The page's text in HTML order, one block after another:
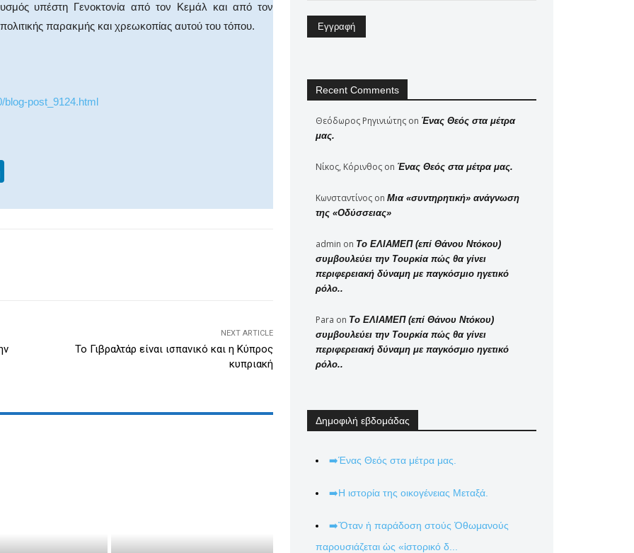
υπέστη Γενοκτονία από τον Κεμάλ και από τον
παρακμής και χρεωκοπίας αυτού του τόπου.
blog-post_9124.html
k
Viber
NEXT ARTICLE
Το Γιβραλτάρ είναι ισπανικό και η Κύπρος
κυπριακή
Recent Comments
Θεόδωρος Ρηγινιώτης on Ένας Θεός στα μέτρα
μας.
Νίκος, Κόρινθος on Ένας Θεός στα μέτρα μας.
Κωνσταντίνος on Μια «συντηρητική» ανάγνωση
της «Οδύσσειας»
admin on Το ΕΛΙΑΜΕΠ (επί Θάνου Ντόκου)
συμβουλεύει την Τουρκία πώς θα γίνει
περιφερειακή δύναμη με παγκόσμιο ηγετικό
ρόλο..
Para on Το ΕΛΙΑΜΕΠ (επί Θάνου Ντόκου)
συμβουλεύει την Τουρκία πώς θα γίνει
περιφερειακή δύναμη με παγκόσμιο ηγετικό
ρόλο..
Δημοφιλή εβδομάδας
➡️Ένας Θεός στα μέτρα μας.
➡️Η ιστορία της οικογένειας Μεταξά.
➡️Ὅταν ἡ παράδοση στούς Ὀθωμανούς
παρουσιάζεται ὡς «ἱστορικό δ...